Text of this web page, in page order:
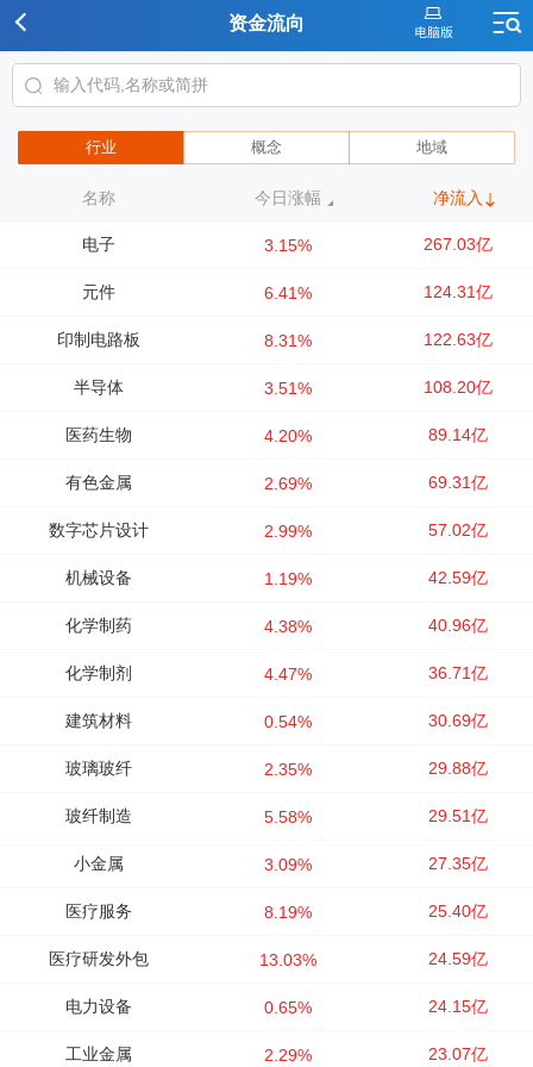
资金流向
行业 概念 地域
名称 今日涨幅 净流入
电子 3.15% 267.03亿
元件 6.41% 124.31亿
印制电路板 8.31% 122.63亿
半导体 3.51% 108.20亿
医药生物 4.20% 89.14亿
有色金属 2.69% 69.31亿
数字芯片设计 2.99% 57.02亿
机械设备 1.19% 42.59亿
化学制药 4.38% 40.96亿
化学制剂 4.47% 36.71亿
建筑材料 0.54% 30.69亿
玻璃玻纤 2.35% 29.88亿
玻纤制造 5.58% 29.51亿
小金属 3.09% 27.35亿
医疗服务 8.19% 25.40亿
医疗研发外包 13.03% 24.59亿
电力设备 0.65% 24.15亿
工业金属 2.29% 23.07亿